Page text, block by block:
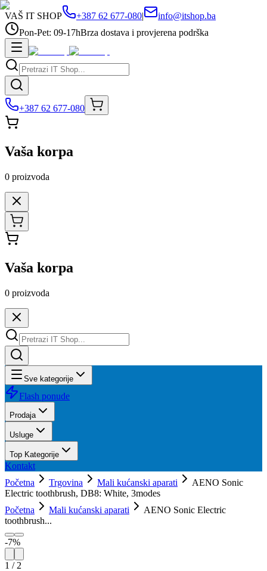
VAŠ IT SHOP +387 62 677-080|
info@itshop.ba
Pon-Pet: 09-17hBrza dostava i provjerena podrška
+387 62 677-080
Vaša korpa
0 proizvoda
Vaša korpa
0 proizvoda
Sve kategorije
Flash ponude
Prodaja
Usluge
Top Kategorije
Kontakt
Početna
Trgovina Mali kućanski aparati
AENO Sonic
Electric toothbrush, DB8: White, 3modes
Početna
Mali kućanski aparati
AENO Sonic Electric
toothbrush...
-7%
1 / 2